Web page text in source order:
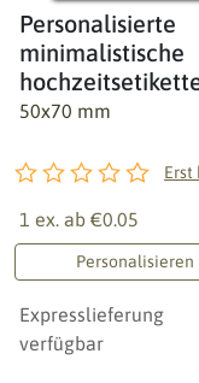
stimmige und
Sie werden auf wein-
gastgeschenken,
mandeldragees oder
Dank der
zitat, monogramm,
visuelle identität für
sich allen stilen an:
Jedes etikett wird
veredelungen
oder mit metallic-
oder großer menge
Personalisierte
minimalistische
50x70 mm
1 ex. ab €0.05
Personalisieren
Expresslieferung
verfügbar